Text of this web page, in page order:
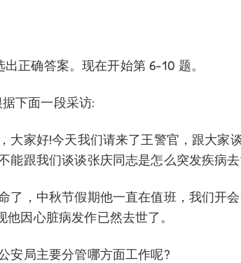
正确答案。现在开始第 6-10 题。
下面一段采访:
大家好!今天我们请来了王警官，跟大家
能跟我们谈谈张庆同志是怎么突发疾病
了，中秋节假期他一直在值班，我们开
他因心脏病发作已然去世了。
安局主要分管哪方面工作呢?